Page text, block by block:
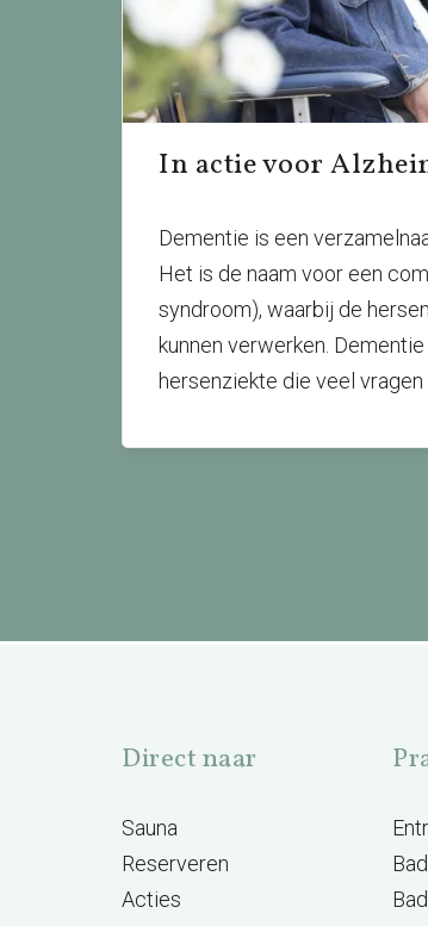
In actie voor
Dementie is een
Het is de naam voor een
syndroom), waarbij de
kunnen verwerken.
hersenziekte die veel
Direct naar
Sauna
Reserveren
Acties